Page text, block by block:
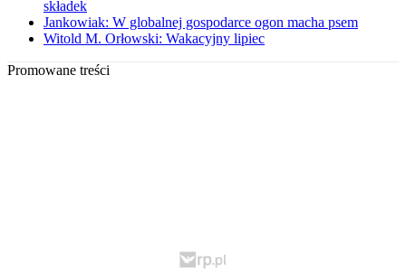
składek
Jankowiak: W globalnej gospodarce ogon macha psem
Witold M. Orłowski: Wakacyjny lipiec
Promowane treści